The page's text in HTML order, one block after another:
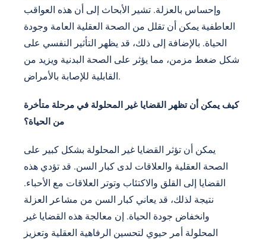
وإحساس بالعزلة. تشير الأبحاث إلى أن هذه العواقب
العاطفية يمكن أن تقلل من الصحة العقلية العامة وجودة
الحياة. بالإضافة إلى ذلك، قد يظهر التأثير النفسي على
شكل ضغط مزمن، مما يؤثر على الصحة البدنية ويزيد من
القابلية للإصابة بالأمراض.
كيف يمكن أن تظهر القضايا غير المحلولة في مرحلة متأخرة
من الحياة؟
يمكن أن تؤثر القضايا غير المحلولة بشكل كبير على
الصحة العقلية والعلاقات لدى كبار السن. قد تؤدي هذه
القضايا إلى القلق والاكتئاب وتوتر العلاقات مع الأحباء.
نتيجة لذلك، قد يعاني كبار السن من مشاعر العزلة
وانخفاض جودة الحياة. إن معالجة هذه القضايا غير
المحلولة أمر حيوي لتحسين الرفاهية العقلية وتعزيز